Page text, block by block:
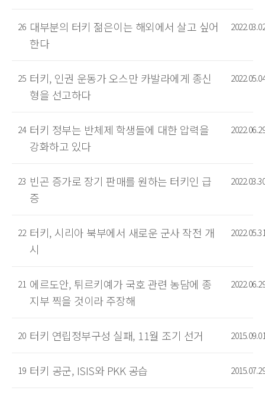
26 대부분의 터키 젊은이는 해외에서 살고 싶어
한다
2022.03.02
25 터키, 인권 운동가 오스만 카발라에게 종신
형을 선고하다
2022.05.04
24 터키 정부는 반체제 학생들에 대한 압력을
강화하고 있다
2022.06.29
23 빈곤 증가로 장기 판매를 원하는 터키인 급
증
2022.03.30
22 터키, 시리아 북부에서 새로운 군사 작전 개
시
2022.05.31
21 에르도안, 튀르키예가 국호 관련 농담에 종
지부 찍을 것이라 주장해
2022.06.29
20 터키 연립정부구성 실패, 11월 조기 선거 2015.09.01
19 터키 공군, ISIS와 PKK 공습 2015.07.29